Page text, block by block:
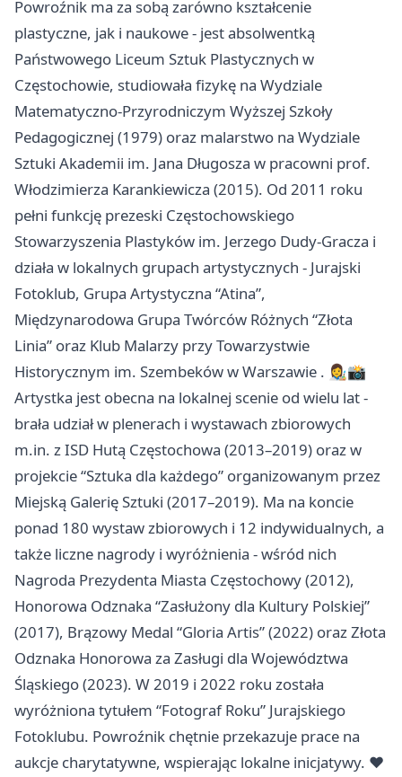
Powroźnik ma za sobą zarówno kształcenie
plastyczne, jak i naukowe - jest absolwentką
Państwowego Liceum Sztuk Plastycznych w
Częstochowie, studiowała fizykę na Wydziale
Matematyczno-Przyrodniczym Wyższej Szkoły
Pedagogicznej (1979) oraz malarstwo na Wydziale
Sztuki Akademii im. Jana Długosza w pracowni prof.
Włodzimierza Karankiewicza (2015). Od 2011 roku
pełni funkcję prezeski Częstochowskiego
Stowarzyszenia Plastyków im. Jerzego Dudy-Gracza i
działa w lokalnych grupach artystycznych - Jurajski
Fotoklub, Grupa Artystyczna “Atina”,
Międzynarodowa Grupa Twórców Różnych “Złota
Linia” oraz Klub Malarzy przy Towarzystwie
Historycznym im. Szembeków wWarszawie . 👩‍🎨📸
Artystka jest obecna na lokalnej scenie od wielu lat -
brała udział w plenerach i wystawach zbiorowych
m.in. z ISD Hutą Częstochowa (2013–2019) oraz w
projekcie “Sztuka dla każdego” organizowanym przez
Miejską Galerię Sztuki (2017–2019). Ma na koncie
ponad 180 wystaw zbiorowych i 12 indywidualnych, a
także liczne nagrody i wyróżnienia - wśród nich
Nagroda Prezydenta Miasta Częstochowy (2012),
Honorowa Odznaka “Zasłużony dla Kultury Polskiej”
(2017), Brązowy Medal “Gloria Artis” (2022) oraz Złota
Odznaka Honorowa za Zasługi dla Województwa
Śląskiego (2023). W 2019 i 2022 roku została
wyróżniona tytułem “Fotograf Roku” Jurajskiego
Fotoklubu. Powroźnik chętnie przekazuje prace na
aukcje charytatywne, wspierając lokalne inicjatywy. ❤️